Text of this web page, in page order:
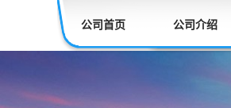
公司首页 公司介绍